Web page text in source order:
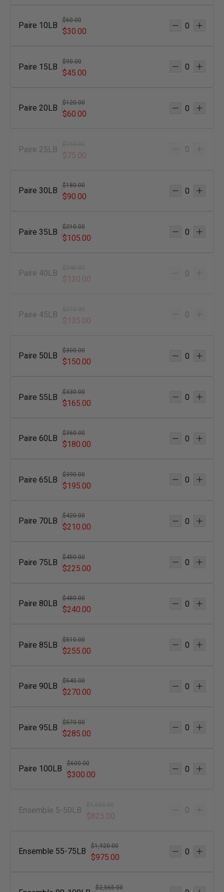
Paire 10LB
$60.00
$30.00
Paire 15LB
$90.00
$45.00
Paire 20LB
$120.00
$60.00
Paire 25LB
$75.00
Paire 30LB
$180.00
$90.00
Paire 35LB
$210.00
$105.00
Paire 40LB
$120.00
Paire 45LB
$135.00
Paire 50LB
$300.00
$150.00
Paire 55LB
$330.00
$165.00
Paire 60LB
$360.00
$180.00
Paire 65LB
$390.00
$195.00
Paire 70LB
$420.00
$210.00
Paire 75LB
$450.00
$225.00
Paire 80LB
$480.00
$240.00
Paire 85LB
$510.00
$255.00
Paire 90LB
$540.00
$270.00
Paire 95LB
$570.00
$285.00
Paire 100LB
$600.00
$300.00
Ensemble 5-50LB
$825.00
Ensemble 55-75LB
$1,920.00
$975.00
$2,565.00